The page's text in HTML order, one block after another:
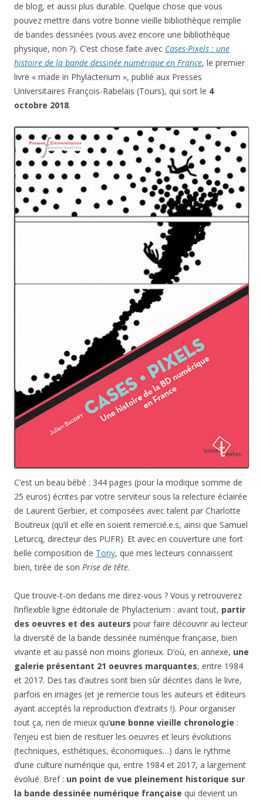
de blog, et aussi plus durable. Quelque chose que vous
pouvez mettre dans votre bonne vieille bibliothèque remplie
de bandes dessinées (vous avez encore une bibliothèque
physique, non ?). C’est chose faite avec Cases·Pixels : une
histoire de la bande dessinée numérique en France, le premier
livre « made in Phylacterium », publié aux Presses
Universitaires François-Rabelais (Tours), qui sort le 4
octobre 2018.
C’est un beau bébé : 344 pages (pour la modique somme de
25 euros) écrites par votre serviteur sous la relecture éclairée
de Laurent Gerbier, et composées avec talent par Charlotte
Boutreux (qu’il et elle en soient remercié.e.s, ainsi que Samuel
Leturcq, directeur des PUFR). Et avec en couverture une fort
belle composition de Tony, que mes lecteurs connaissent
bien, tirée de son Prise de tête.
Que trouve-t-on dedans me direz-vous ? Vous y retrouverez
l’inflexible ligne éditoriale de Phylacterium : avant tout, partir
des oeuvres et des auteurs pour faire découvrir au lecteur
la diversité de la bande dessinée numérique française, bien
vivante et au passé non moins glorieux. D’où, en annexe, une
galerie présentant 21 oeuvres marquantes, entre 1984
et 2017. Des tas d’autres sont bien sûr décrites dans le livre,
parfois en images (et je remercie tous les auteurs et éditeurs
ayant acceptés la reproduction d’extraits !). Pour organiser
tout ça, rien de mieux qu’une bonne vieille chronologie :
l’enjeu est bien de resituer les oeuvres et leurs évolutions
(techniques, esthétiques, économiques…) dans le rythme
d’une culture numérique qui, entre 1984 et 2017, a largement
évolué. Bref : un point de vue pleinement historique sur
la bande dessinée numérique française qui devient un